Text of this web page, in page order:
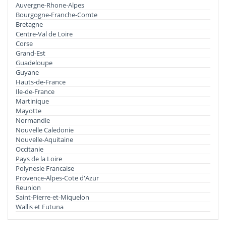
Auvergne-Rhone-Alpes
Bourgogne-Franche-Comte
Bretagne
Centre-Val de Loire
Corse
Grand-Est
Guadeloupe
Guyane
Hauts-de-France
Ile-de-France
Martinique
Mayotte
Normandie
Nouvelle Caledonie
Nouvelle-Aquitaine
Occitanie
Pays de la Loire
Polynesie Francaise
Provence-Alpes-Cote d'Azur
Reunion
Saint-Pierre-et-Miquelon
Wallis et Futuna